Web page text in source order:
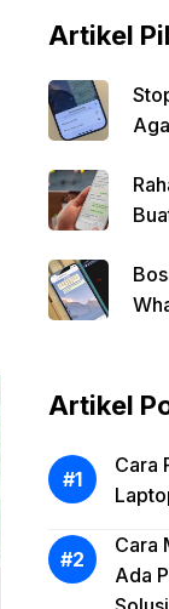
Artikel
Artikel
Cara
Cara
Ada